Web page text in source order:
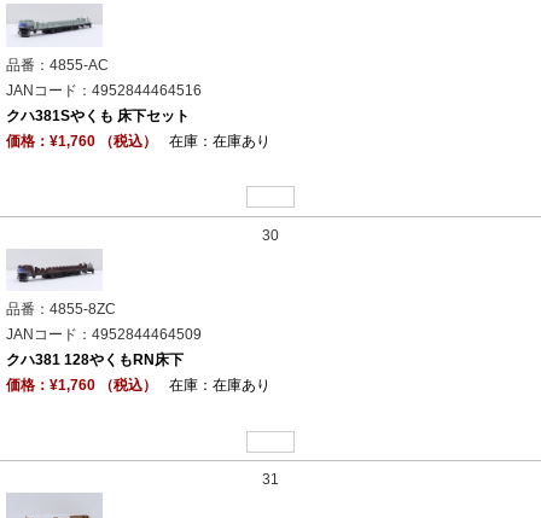
品番：4855-AC
JANコード：4952844464516
クハ381Sやくも 床下セット
価格：¥1,760 （税込）
在庫：在庫あり
30
品番：4855-8ZC
JANコード：4952844464509
クハ381 128やくもRN床下
価格：¥1,760 （税込）
在庫：在庫あり
31